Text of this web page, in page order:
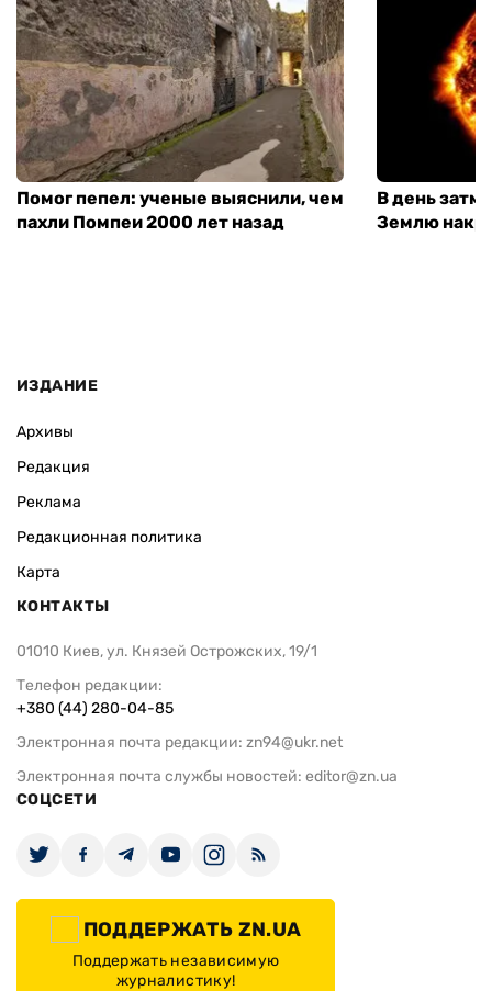
Помог пепел: ученые выяснили, чем
пахли Помпеи 2000 лет назад
В день
Землю
ИЗДАНИЕ
Архивы
Редакция
Реклама
Редакционная политика
Карта
КОНТАКТЫ
01010 Киев, ул. Князей Острожских, 19/1
Телефон редакции:
+380 (44) 280-04-85
Электронная почта редакции: zn94@ukr.net
Электронная почта службы новостей: editor@zn.ua
СОЦСЕТИ
ПОДДЕРЖАТЬ ZN.UA
Поддержать независимую
журналистику!